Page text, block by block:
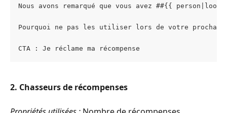
Nous avons remarqué que vous avez ##{{
Pourquoi ne pas les utiliser lors de votre
CTA : Je réclame ma récompense
2. Chasseurs de récompenses